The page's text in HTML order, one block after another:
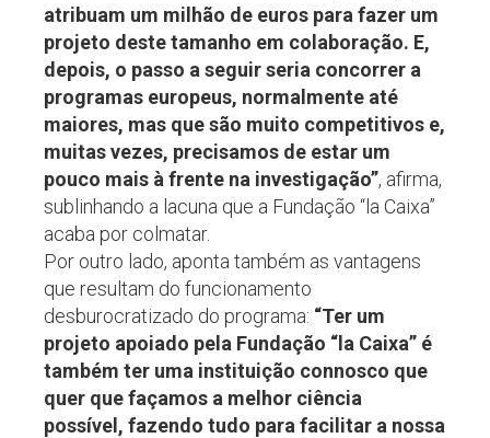
atribuam um milhão de euros para fazer um
projeto deste tamanho em colaboração. E,
depois, o passo a seguir seria concorrer a
programas europeus, normalmente até
maiores, mas que são muito competitivos e,
muitas vezes, precisamos de estar um
pouco mais à frente na investigação”, afirma,
sublinhando a lacuna que a Fundação “la Caixa”
acaba por colmatar.
Por outro lado, aponta também as vantagens
que resultam do funcionamento
desburocratizado do programa: “Ter um
projeto apoiado pela Fundação “la Caixa” é
também ter uma instituição connosco que
quer que façamos a melhor ciência
possível, fazendo tudo para facilitar a nossa